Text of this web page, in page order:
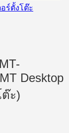
ร์ตั้งโต๊ะ
Desktop
ะ)